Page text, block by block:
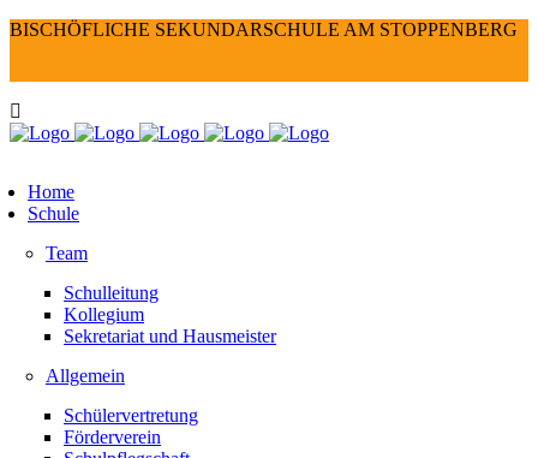
BISCHÖFLICHE SEKUNDARSCHULE AM STOPPENBERG
Home
Schule
Team
Schulleitung
Kollegium
Sekretariat und Hausmeister
Allgemein
Schülervertretung
Förderverein